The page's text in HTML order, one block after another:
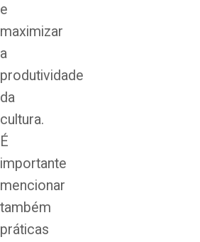
e
maximizar
a
produtividade
da
cultura.
É
importante
mencionar
também
práticas